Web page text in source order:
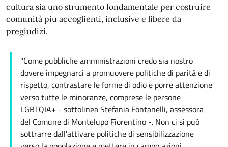
cultura sia uno strumento fondamentale per costruire
comunità piu accoglienti, inclusive e libere da
pregiudizi.
"Come pubbliche amministrazioni credo sia nostro
dovere impegnarci a promuovere politiche di parità e di
rispetto, contrastare le forme di odio e porre attenzione
verso tutte le minoranze, comprese le persone
LGBTQIA+ - sottolinea Stefania Fontanelli, assessora
del Comune di Montelupo Fiorentino -. Non ci si può
sottrarre dall'attivare politiche di sensibilizzazione